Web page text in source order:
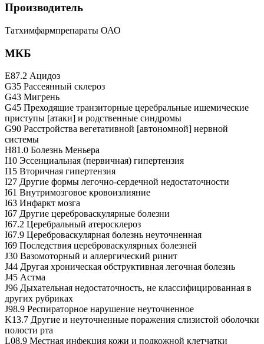
Производитель
Татхимфармпрепараты ОАО
МКБ
E87.2 Ацидоз
G35 Рассеянный склероз
G43 Мигрень
G45 Преходящие транзиторные церебральные ишемические
приступы [атаки] и родственные синдромы
G90 Расстройства вегетативной [автономной] нервной
системы
H81.0 Болезнь Меньера
I10 Эссенциальная (первичная) гипертензия
I15 Вторичная гипертензия
I27 Другие формы легочно-сердечной недостаточности
I61 Внутримозговое кровоизлияние
I63 Инфаркт мозга
I67 Другие цереброваскулярные болезни
I67.2 Церебральный атеросклероз
I67.9 Цереброваскулярная болезнь неуточненная
I69 Последствия цереброваскулярных болезней
J30 Вазомоторный и аллергический ринит
J44 Другая хроническая обструктивная легочная болезнь
J45 Астма
J96 Дыхательная недостаточность, не классифицированная в
других рубриках
J98.9 Респираторное нарушение неуточненное
K13.7 Другие и неуточненные поражения слизистой оболочки
полости рта
L08.9 Местная инфекция кожи и подкожной клетчатки